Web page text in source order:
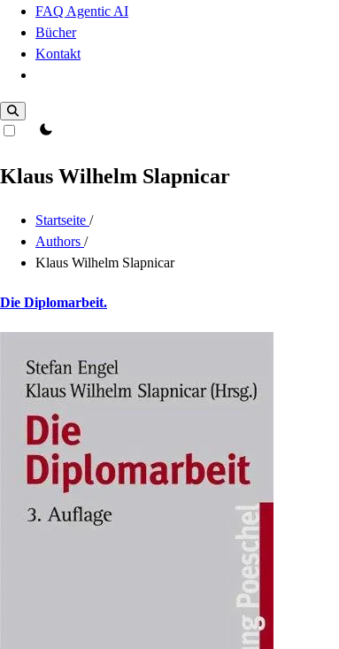
FAQ Agentic AI
Bücher
Kontakt
theme switcher
Klaus Wilhelm Slapnicar
Startseite /
Authors /
Klaus Wilhelm Slapnicar
Die Diplomarbeit.